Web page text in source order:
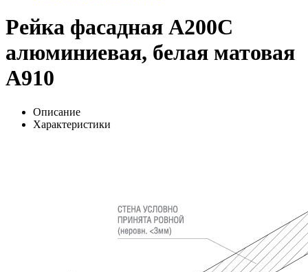
Рейка фасадная А200С
алюминиевая, белая матовая
A910
Описание
Характеристики